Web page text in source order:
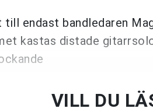
endast bandledaren
kastas distade
VILL DU